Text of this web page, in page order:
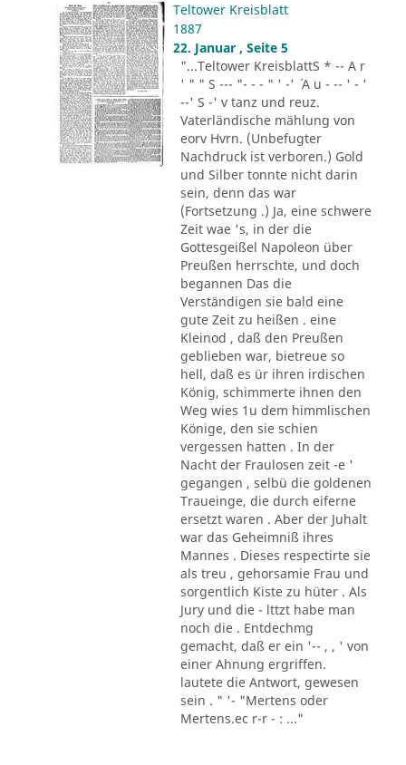
Teltower Kreisblatt
1887
22. Januar , Seite 5
"...Teltower KreisblattS * -- A r
' " " S --- "- - - " ' -' ´ A u - -- ' - '
--' S -' v tanz und reuz.
Vaterländische mählung von
eorv Hvrn. (Unbefugter
Nachdruck ist verboren.) Gold
und Silber tonnte nicht darin
sein, denn das war
(Fortsetzung .) Ja, eine schwere
Zeit wae 's, in der die
Gottesgeißel Napoleon über
Preußen herrschte, und doch
begannen Das die
Verständigen sie bald eine
gute Zeit zu heißen . eine
Kleinod , daß den Preußen
geblieben war, bietreue so
hell, daß es ür ihren irdischen
König, schimmerte ihnen den
Weg wies 1u dem himmlischen
Könige, den sie schien
vergessen hatten . In der
Nacht der Fraulosen zeit -e '
gegangen , selbü die goldenen
Traueinge, die durch eiferne
ersetzt waren . Aber der Juhalt
war das Geheimniß ihres
Mannes . Dieses respectirte sie
als treu , gehorsamie Frau und
sorgentlich Kiste zu hüter . Als
Jury und die - lttzt habe man
noch die . Entdechmg
gemacht, daß er ein '-- , , ' von
einer Ahnung ergriffen.
lautete die Antwort, gewesen
sein . " '- "Mertens oder
Mertens.ec r-r - : ..."